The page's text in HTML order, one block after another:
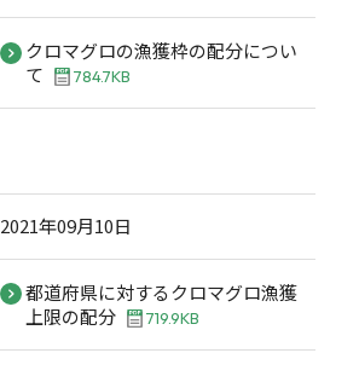
クロマグロの漁獲枠の配分につい
て
784.7KB
2021年09月10日
都道府県に対するクロマグロ漁獲
上限の配分
719.9KB